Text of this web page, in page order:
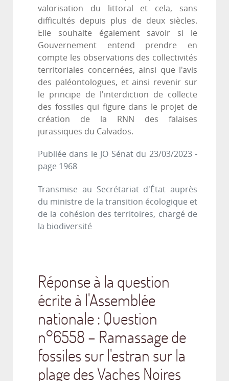
valorisation du littoral et cela, sans
difficultés depuis plus de deux siècles.
Elle souhaite également savoir si le
Gouvernement entend prendre en
compte les observations des collectivités
territoriales concernées, ainsi que l'avis
des paléontologues, et ainsi revenir sur
le principe de l'interdiction de collecte
des fossiles qui figure dans le projet de
création de la RNN des falaises
jurassiques du Calvados.
Publiée dans le JO Sénat du 23/03/2023-
page 1968
Transmise au Secrétariat d'État auprès
du ministre de la transition écologique et
de la cohésion des territoires, chargé de
la biodiversité
Réponse à la question
écrite à l'Assemblée
nationale : Question
n°6558 – Ramassage de
fossiles sur l'estran sur la
plage des Vaches Noires